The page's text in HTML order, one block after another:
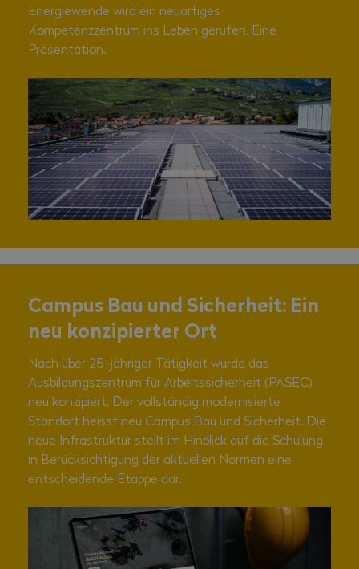
Energiewende wird ein neuartiges
Kompetenzzentrum ins Leben gerufen. Eine
Präsentation.
Campus Bau und Sicherheit: Ein
neu konzipierter Ort
Nach über 25-jähriger Tätigkeit wurde das
Ausbildungszentrum für Arbeitssicherheit (PASEC)
neu konzipiert. Der vollständig modernisierte
Standort heisst neu Campus Bau und Sicherheit. Die
neue Infrastruktur stellt im Hinblick auf die Schulung
in Berücksichtigung der aktuellen Normen eine
entscheidende Etappe dar.